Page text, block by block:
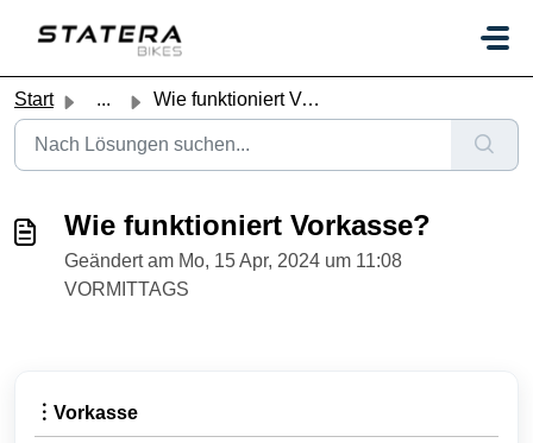
Start ... Wie funktioniert Vorkasse?
Wie funktioniert Vorkasse?
Geändert am Mo, 15 Apr, 2024 um 11:08
VORMITTAGS
︙Vorkasse